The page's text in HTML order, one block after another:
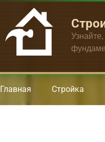
Главная Стройка